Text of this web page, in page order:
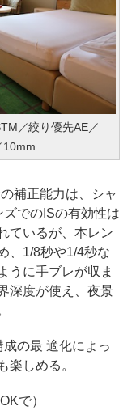
／絞り優先AE／
10mm
補正能力は、シャ
でのISの有効性は
ているが、本レン
、1/8秒や1/4秒な
うに手ブレが収ま
深度が使え、夜景
の最 適化によっ
楽しめる。
で）